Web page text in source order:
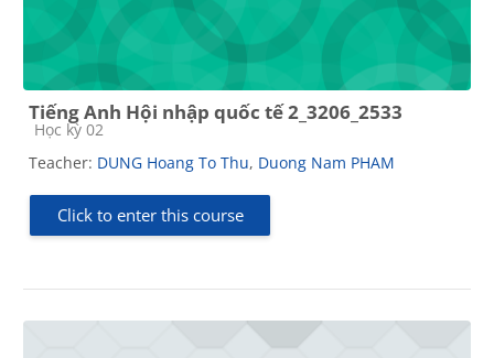
Tiếng Anh Hội nhập quốc tế 2_3206_2533
Course category
Học kỳ 02
Teacher: DUNG Hoang To Thu, Duong Nam PHAM
Click to enter this course